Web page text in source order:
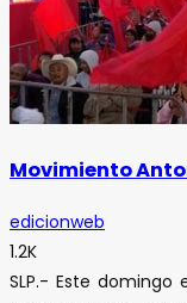
Movimiento
edicionweb
1.2K
SLP.- Este